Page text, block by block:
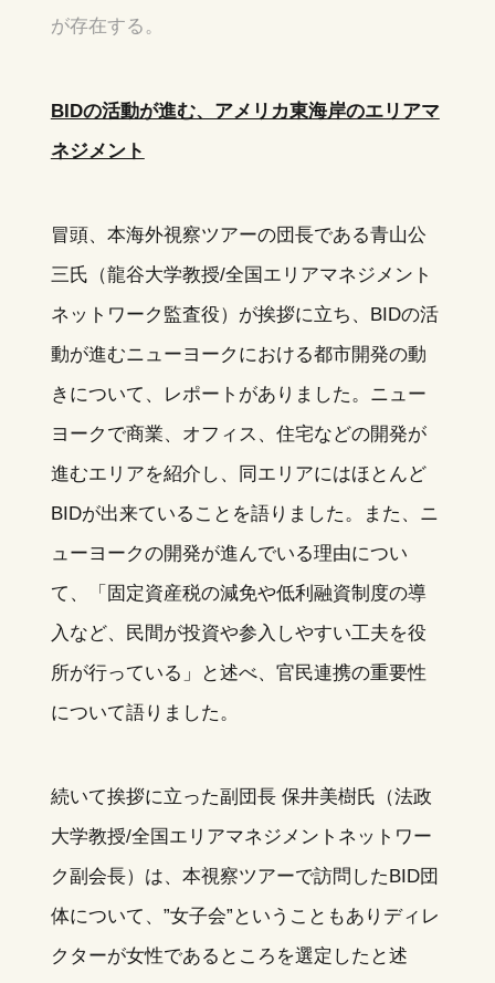
が存在する。
BIDの活動が進む、アメリカ東海岸のエリアマ
ネジメント
冒頭、本海外視察ツアーの団長である青山公
三氏（龍谷大学教授/全国エリアマネジメント
ネットワーク監査役）が挨拶に立ち、BIDの活
動が進むニューヨークにおける都市開発の動
きについて、レポートがありました。ニュー
ヨークで商業、オフィス、住宅などの開発が
進むエリアを紹介し、同エリアにはほとんど
BIDが出来ていることを語りました。また、ニ
ューヨークの開発が進んでいる理由につい
て、「固定資産税の減免や低利融資制度の導
入など、民間が投資や参入しやすい工夫を役
所が行っている」と述べ、官民連携の重要性
について語りました。
続いて挨拶に立った副団長 保井美樹氏（法政
大学教授/全国エリアマネジメントネットワー
ク副会長）は、本視察ツアーで訪問したBID団
体について、”女子会”ということもありディレ
クターが女性であるところを選定したと述